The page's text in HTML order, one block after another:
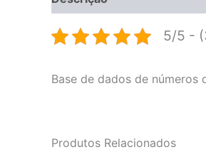
5/5 -
Base de dados de números
Produtos Relacionados